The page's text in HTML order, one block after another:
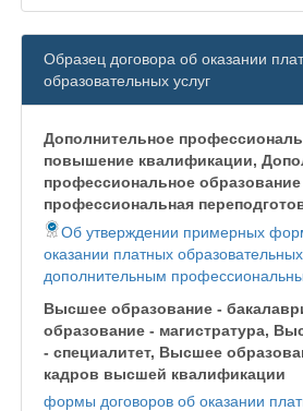
Образец договора об оказании
образовательных услуг
Дополнительное
повышение квалификации,
профессиональное образование
профессиональная
Об утверждении примерных
оказании платных
дополнительным
Высшее образование -
образование - магистратура,
- специалитет, Высшее
кадров высшей квалификации
формы договоров об оказании